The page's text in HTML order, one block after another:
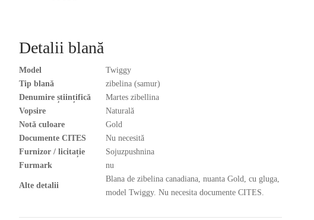
Detalii blană
Model
Twiggy
Tip blană
zibelina (samur)
Denumire științifică
Martes zibellina
Vopsire
Naturală
Notă culoare
Gold
Documente CITES
Nu necesită
Furnizor / licitație
Sojuzpushnina
Furmark
nu
Alte detalii
Blana de zibelina canadiana, nuanta Gold, cu gluga,
model Twiggy. Nu necesita documente CITES.